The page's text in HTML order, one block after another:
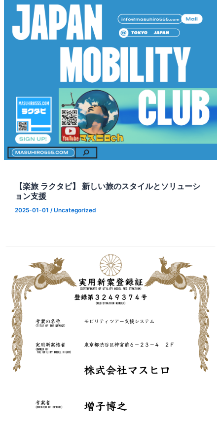
【楽旅 ラクタビ】 新しい旅のスタイルとソリューシ
ョン支援
2025-01-01 /Uncategorized